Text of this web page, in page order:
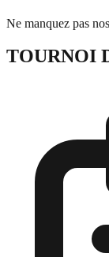
Ne manquez pas
TOURNOI